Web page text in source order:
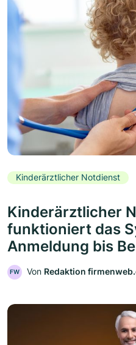
Kinderärztlicher Notdienst
Kinderärztlicher
funktioniert das
Anmeldung bis
FW Von Redaktion